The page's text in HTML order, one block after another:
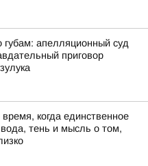
губам: апелляционный суд
приговор
когда единственное
тень и мысль о том,